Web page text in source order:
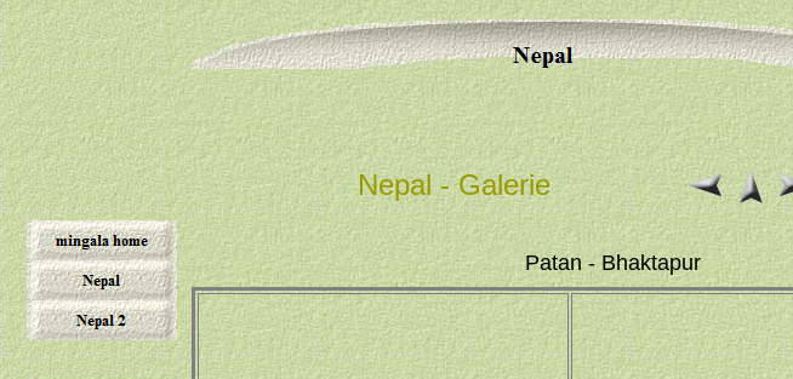
Nepal - Galerie
Patan - Bhaktapur